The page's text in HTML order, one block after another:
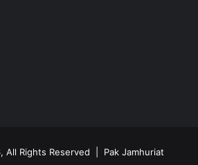
All Rights Reserved | Pak Jamhuriat